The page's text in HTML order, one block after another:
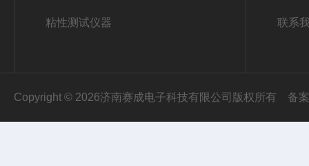
粘性测试仪器 联系
Copyright © 2026济南赛成电子科技有限公司版权所有 备